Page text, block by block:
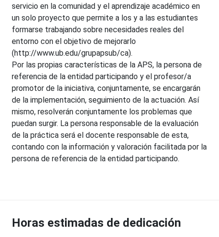
servicio en la comunidad y el aprendizaje académico en
un solo proyecto que permite a los y a las estudiantes
formarse trabajando sobre necesidades reales del
entorno con el objetivo de mejorarlo
(http://www.ub.edu/grupapsub/ca).
Por las propias características de la APS, la persona de
referencia de la entidad participando y el profesor/a
promotor de la iniciativa, conjuntamente, se encargarán
de la implementación, seguimiento de la actuación. Así
mismo, resolverán conjuntamente los problemas que
puedan surgir. La persona responsable de la evaluación
de la práctica será el docente responsable de esta,
contando con la información y valoración facilitada por la
persona de referencia de la entidad participando.
Horas estimadas de dedicación